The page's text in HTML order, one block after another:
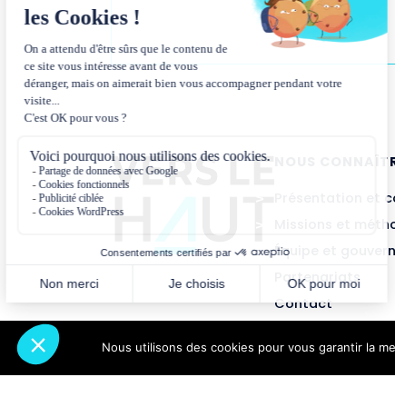
NOUS
Présentation et
Missions et
Équipe et
Partenariats
Contact
Nous utilisons des cookies pour vous garantir la